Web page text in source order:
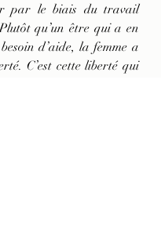
par le biais du travail
qu’un être qui a en
d’aide, la femme a
C’est cette liberté qui